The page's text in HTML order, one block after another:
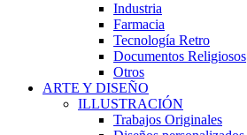
Industria
Farmacia
Tecnología Retro
Documentos Religiosos
Otros
ARTE Y DISEÑO
ILLUSTRACIÓN
Trabajos Originales